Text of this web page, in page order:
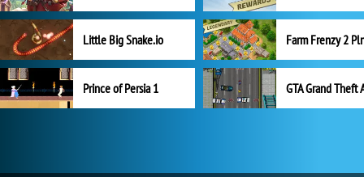
Little Big Snake.io
Prince of Persia 1 GTA Grand Theft